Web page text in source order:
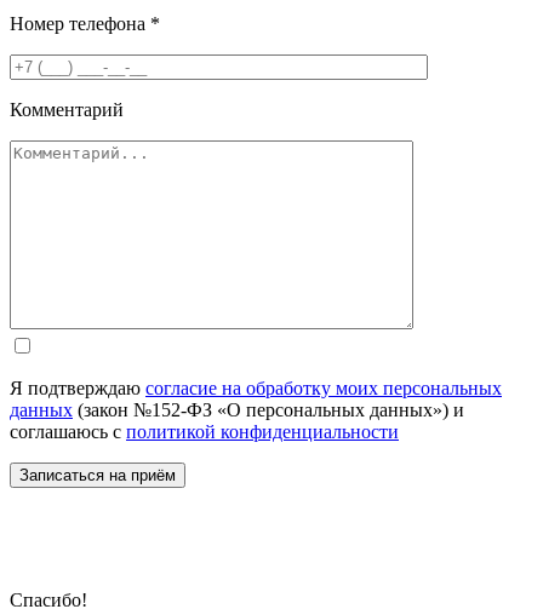
Номер телефона *
Комментарий
Я подтверждаю согласие на обработку моих персональных
данных (закон №152-ФЗ «О персональных данных») и
соглашаюсь с политикой конфиденциальности
Спасибо!